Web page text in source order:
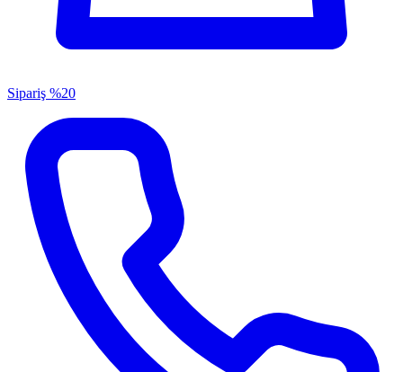
Sipariş %20